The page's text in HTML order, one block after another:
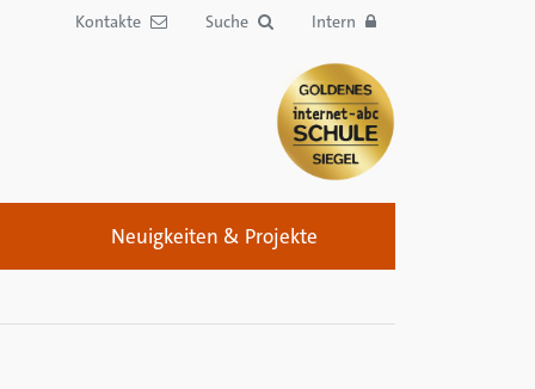
Kontakte Suche Intern
Neuigkeiten & Projekte